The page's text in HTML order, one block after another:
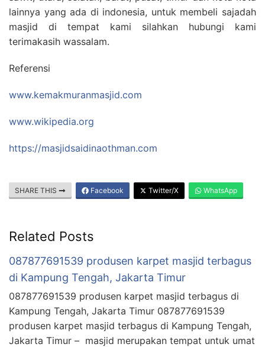
lainnya yang ada di indonesia, untuk membeli sajadah
masjid di tempat kami silahkan hubungi kami
terimakasih wassalam.
Referensi
www.kemakmuranmasjid.com
www.wikipedia.org
https://masjidsaidinaothman.com
SHARE THIS Facebook Twitter/X WhatsApp
Related Posts
087877691539 produsen karpet masjid terbagus
di Kampung Tengah, Jakarta Timur
087877691539 produsen karpet masjid terbagus di
Kampung Tengah, Jakarta Timur 087877691539
produsen karpet masjid terbagus di Kampung Tengah,
Jakarta Timur – masjid merupakan tempat untuk umat